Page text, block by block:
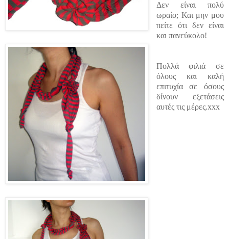
Δεν είναι πολύ
ωραίο; Και μην μου
πείτε ότι δεν είναι
και πανεύκολο!
Πολλά φιλιά σε
όλους και καλή
επιτυχία σε όσους
δίνουν εξετάσεις
αυτές τις μέρες.xxx